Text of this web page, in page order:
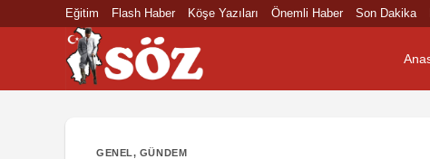
Eğitim Flash Haber Köşe Yazıları Önemli Haber Son Dakika
GENEL, GÜNDEM